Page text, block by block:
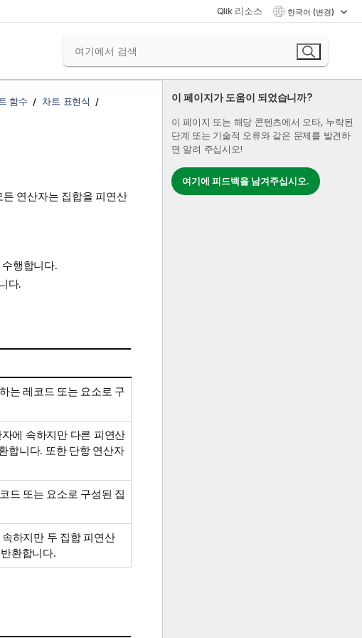
Qlik 리소스 한국어 (변경)
이 페이지가 도움이 되었습니까?
이 페이지 또는 해당 콘텐츠에서 오타, 누락된
단계 또는 기술적 오류와 같은 문제를 발견하
면 알려 주십시오!
여기에 피드백을 남겨주십시오.
함수
차트 표현식
연산자는 집합을 피연산
행합니다.
다.
는 레코드 또는 요소로 구
에 속하지만 다른 피연산
합니다. 또한 단항 연산자
드 또는 요소로 구성된 집
하지만 두 집합 피연산
환합니다.